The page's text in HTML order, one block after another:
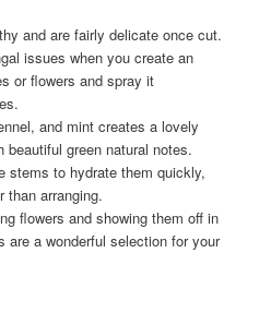
and are fairly delicate once cut.
issues when you create an
or flowers and spray it
and mint creates a lovely
beautiful green natural notes.
stems to hydrate them quickly,
than arranging.
flowers and showing them off in
are a wonderful selection for your